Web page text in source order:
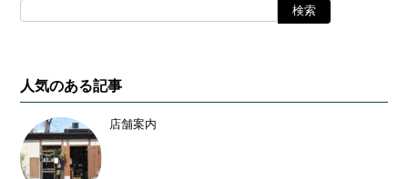
人気のある記事
店舗案内